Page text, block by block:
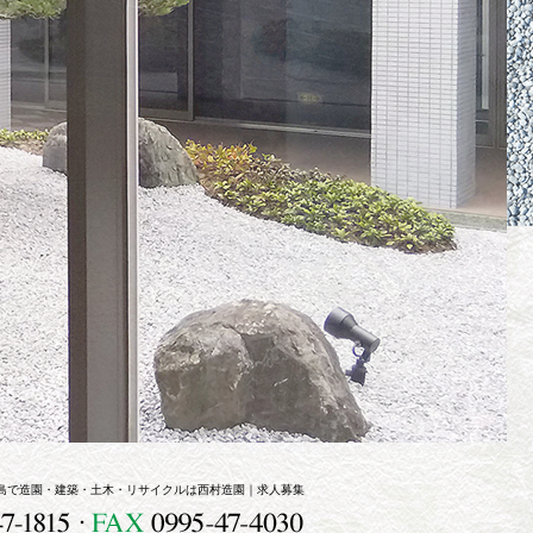
で造園・建築・土木・リサイクルは西村造園｜求人募集